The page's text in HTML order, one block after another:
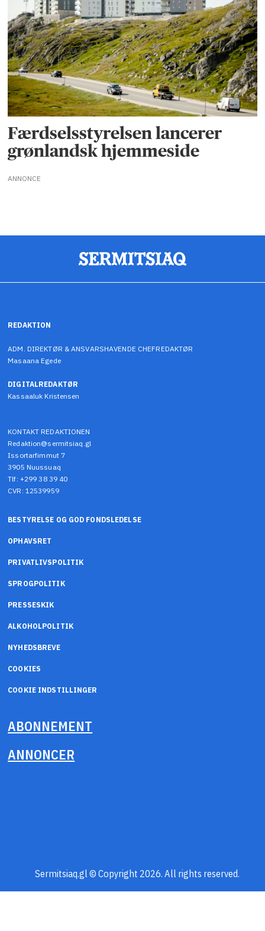
Færdselsstyrelsen lancerer
grønlandsk hjemmeside
ANNONCE
REDAKTION
ADM. DIREKTØR & ANSVARSHAVENDE CHEFREDAKTØR
Masaana Egede
DIGITALREDAKTØR
Kassaaluk Kristensen
KONTAKT REDAKTIONEN
Redaktion@sermitsiaq.gl
Issortarfimmut 7
3905 Nuussuaq
Tlf: +299 38 39 40
CVR: 12539959
BESTYRELSE OG GOD FONDSLEDELSE
OPHAVSRET
PRIVATLIVSPOLITIK
SPROGPOLITIK
PRESSESKIK
ALKOHOLPOLITIK
NYHEDSBREVE
COOKIES
COOKIE INDSTILLINGER
ABONNEMENT
ANNONCER
Sermitsiaq.gl © Copyright 2026. All rights reserved.